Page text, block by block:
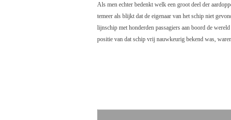
Als men echter bedenkt welk een groot deel der
temeer als blijkt dat de eigenaar van het schip niet
lijnschip met honderden passagiers aan boord de
positie van dat schip vrij nauwkeurig bekend was,